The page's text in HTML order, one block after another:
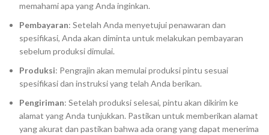
memahami apa yang Anda inginkan.
Pembayaran: Setelah Anda menyetujui penawaran dan
spesifikasi, Anda akan diminta untuk melakukan pembayaran
sebelum produksi dimulai.
Produksi: Pengrajin akan memulai produksi pintu sesuai
spesifikasi dan instruksi yang telah Anda berikan.
Pengiriman: Setelah produksi selesai, pintu akan dikirim ke
alamat yang Anda tunjukkan. Pastikan untuk memberikan alamat
yang akurat dan pastikan bahwa ada orang yang dapat menerima